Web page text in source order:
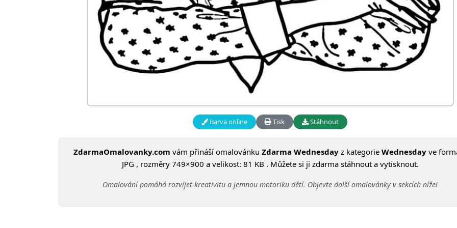
Barva online Tisk Stáhnout
ZdarmaOmalovanky.com vám přináší omalovánku Zdarma Wednesdayz kategorie Wednesdayve
JPG , rozměry 749×900 a velikost: 81 KB . Můžete si ji zdarma stáhnout a vytisknout.
Omalování pomáhá rozvíjet kreativitu a jemnou motoriku dětí. Objevte další omalovánky v sekcích níže!